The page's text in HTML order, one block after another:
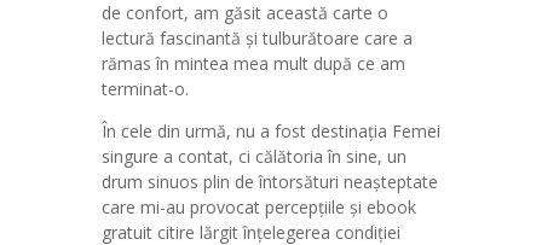
de confort, am găsit această carte o
lectură fascinantă și tulburătoare care a
rămas în mintea mea mult după ce am
terminat-o.
În cele din urmă, nu a fost destinația Femei
singure a contat, ci călătoria în sine, un
drum sinuos plin de întorsături neașteptate
care mi-au provocat percepțiile și ebook
gratuit citire lărgit înțelegerea condiției